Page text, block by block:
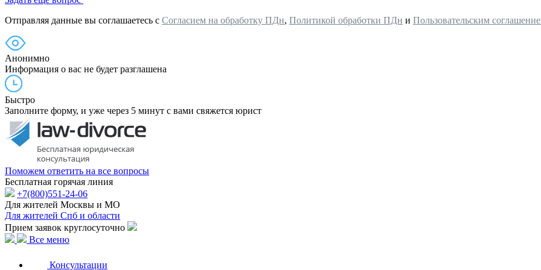
Отправляя данные вы соглашаетесь с Согласием на обработку ПДн, Политикой обработки ПДн и Пользовательским
Анонимно
Информация о вас не будет разглашена
Быстро
Заполните форму, и уже через 5 минут с вами свяжется юрист
Поможем ответить на все вопросы
Бесплатная горячая линия
+7(800)551-24-06
Для жителей Москвы и МО
Для жителей Спб и области
Прием заявок круглосуточно
Все меню
Консультации